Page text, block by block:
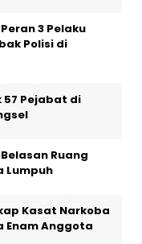
3 Pelaku
Polisi di
57 Pejabat di
Ruang
Lumpuh
Kasat Narkoba
Enam Anggota